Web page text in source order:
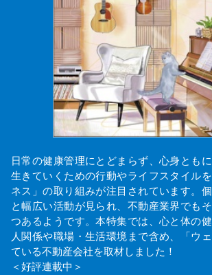
日常の健康管理にとどまらず、心身とも
生きていくための行動やライフスタイル
ネス」の取り組みが注目されています。
と幅広い活動が見られ、不動産業界でも
つあるようです。本特集では、心と体の
人関係や職場・生活環境まで含め、「ウ
ている不動産会社を取材しました！
＜好評連載中＞